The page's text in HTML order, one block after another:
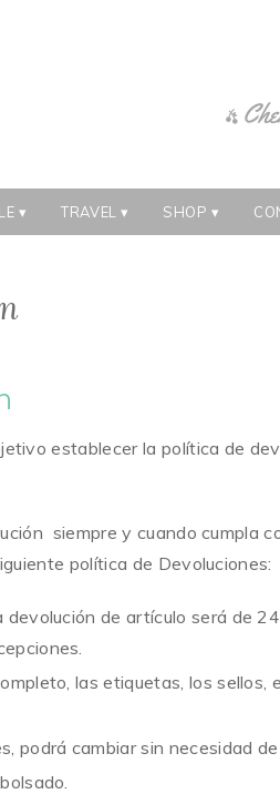
TRAVEL SHOP
establecer la política de
siempre y cuando cumpla
política de Devoluciones:
devolución de artículo será de
las etiquetas, los sellos,
podrá cambiar sin necesidad